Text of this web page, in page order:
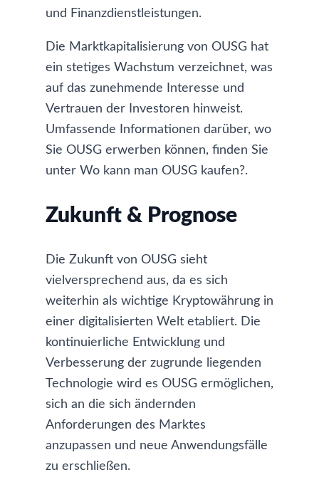
und Finanzdienstleistungen.
Die Marktkapitalisierung von OUSG hat
ein stetiges Wachstum verzeichnet, was
auf das zunehmende Interesse und
Vertrauen der Investoren hinweist.
Umfassende Informationen darüber, wo
Sie OUSG erwerben können, finden Sie
unter Wo kann man OUSG kaufen?.
Zukunft & Prognose
Die Zukunft von OUSG sieht
vielversprechend aus, da es sich
weiterhin als wichtige Kryptowährung in
einer digitalisierten Welt etabliert. Die
kontinuierliche Entwicklung und
Verbesserung der zugrunde liegenden
Technologie wird es OUSG ermöglichen,
sich an die sich ändernden
Anforderungen des Marktes
anzupassen und neue Anwendungsfälle
zu erschließen.